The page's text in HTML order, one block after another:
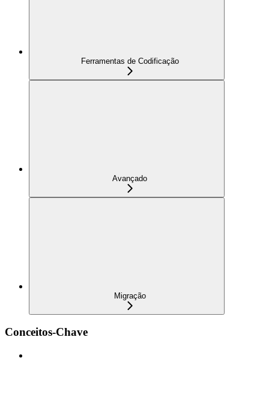
Ferramentas de Codificação
Avançado
Migração
Conceitos-Chave